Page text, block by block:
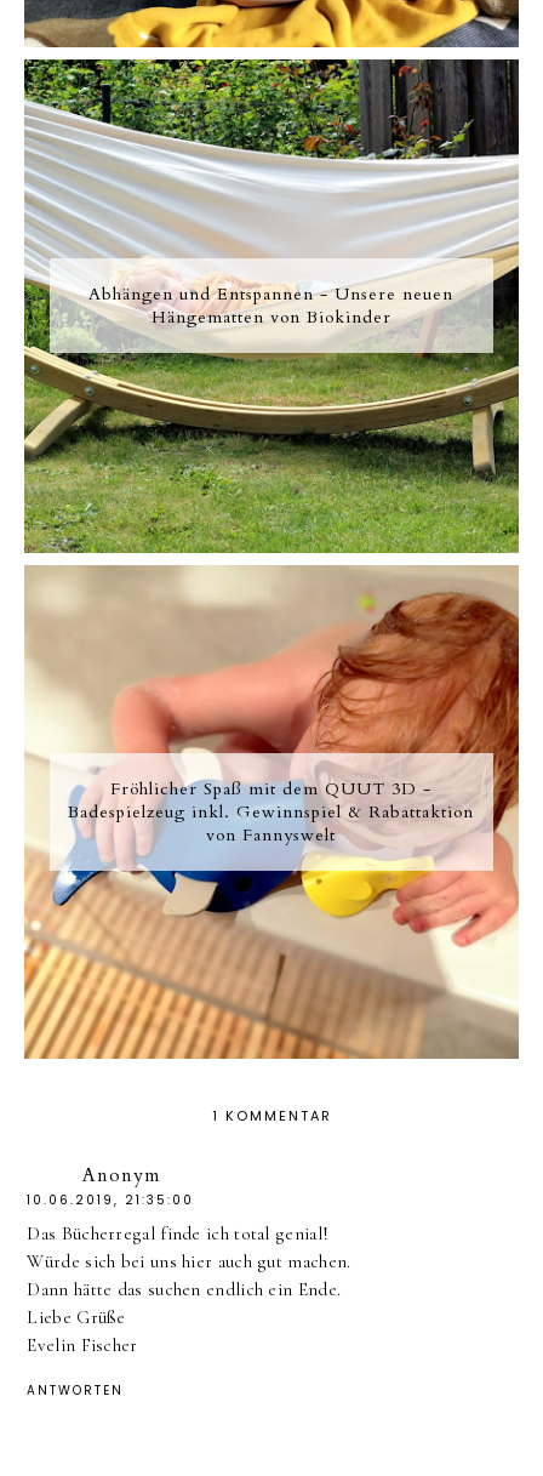
Abhängen und Entspannen - Unsere neuen
Hängematten von Biokinder
Fröhlicher Spaß mit dem QUUT 3D -
Badespielzeug inkl. Gewinnspiel & Rabattaktion
von Fannyswelt
1 KOMMENTAR
Anonym
10.06.2019, 21:35:00
Das Bücherregal finde ich total genial!
Würde sich bei uns hier auch gut machen.
Dann hätte das suchen endlich ein Ende.
Liebe Grüße
Evelin Fischer
ANTWORTEN